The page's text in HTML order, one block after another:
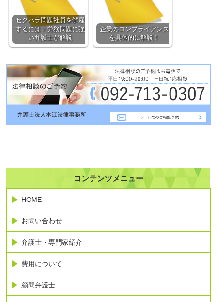
セクハラ問題社員を解雇
するには？労務問題に強
い弁護士が解説
企業のコンプライアンス
を具体的に解説！
コンテンツメニュー
HOME
お問い合わせ
弁護士・専門家紹介
費用について
顧問弁護士